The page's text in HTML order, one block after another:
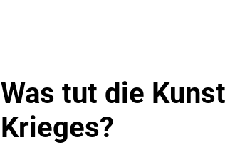
Was tut die Kunst in Zeiten des
Krieges?